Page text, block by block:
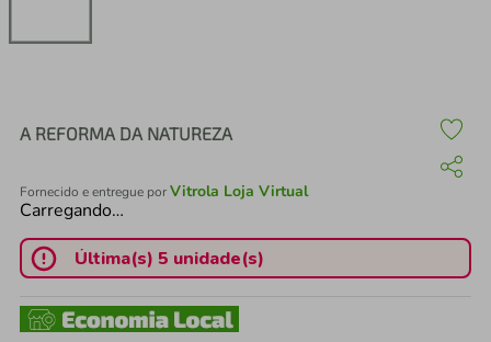
A REFORMA DA NATUREZA
Fornecido e entregue porVitrola Loja Virtual
Carregando…
Última(s) 5 unidade(s)